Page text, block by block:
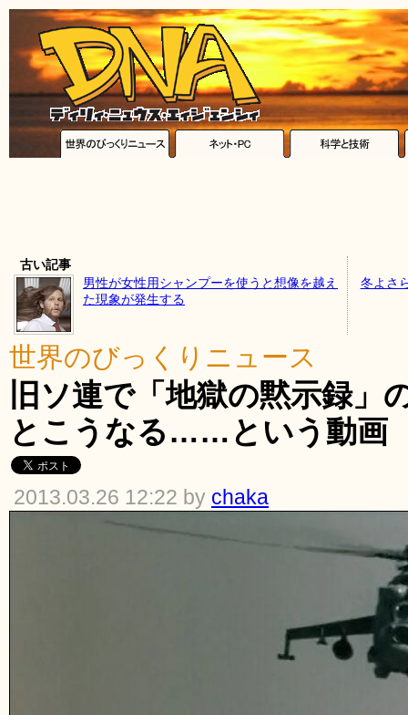
古い記事
男性が女性用シャンプーを使うと想像を越え
た現象が発生する
冬よさ
世界のびっくりニュース
旧ソ連で「地獄の黙示録」
とこうなる……という動画
2013.03.26 12:22 by chaka